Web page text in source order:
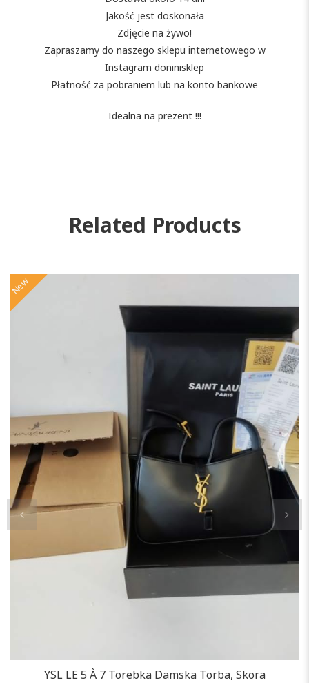
Jakość jest doskonała
Zdjęcie na żywo!
Zapraszamy do naszego sklepu internetowego w
Instagram doninisklep
Płatność za pobraniem lub na konto bankowe
Idealna na prezent !!!
Related Products
New
YSL LE 5 À 7 Torebka Damska Torba, Skora